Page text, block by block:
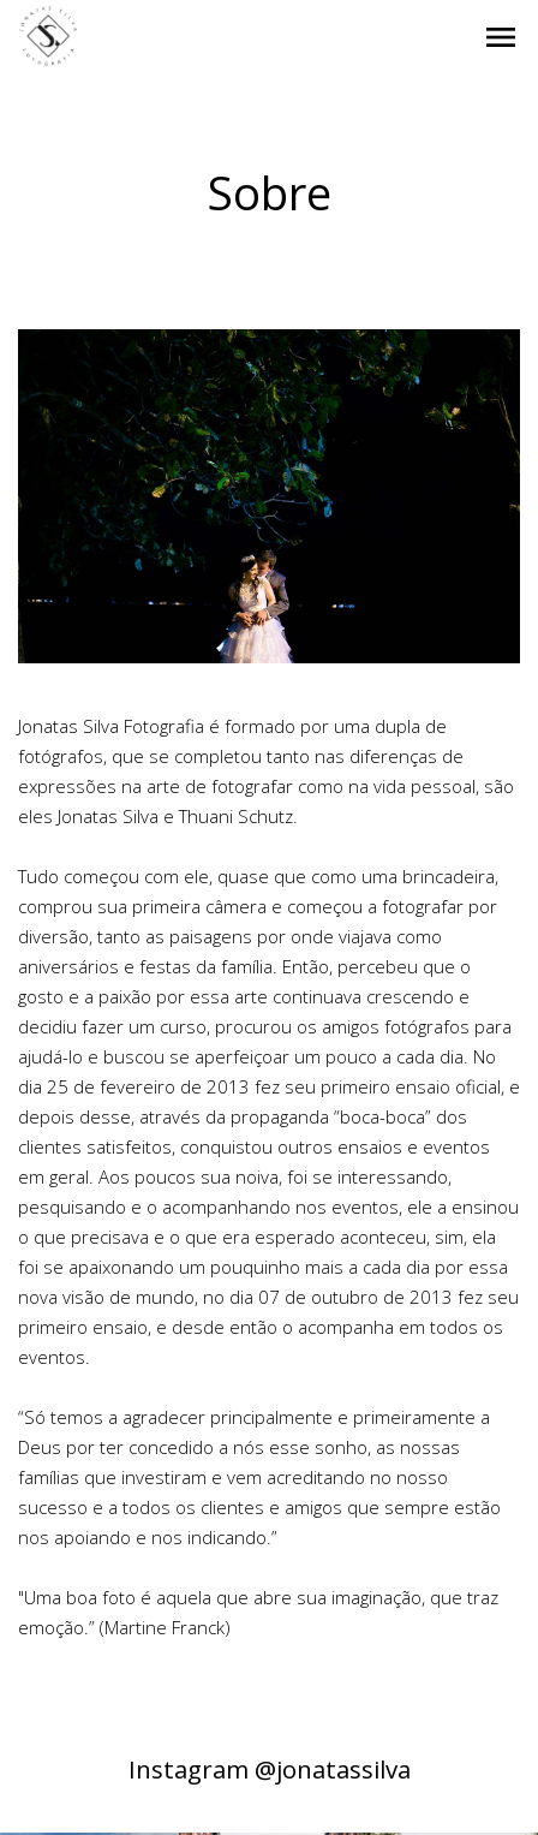
menu
Sobre
Jonatas Silva Fotografia é formado por uma dupla de
fotógrafos, que se completou tanto nas diferenças de
expressões na arte de fotografar como na vida pessoal, são
eles Jonatas Silva e Thuani Schutz.
Tudo começou com ele, quase que como uma brincadeira,
comprou sua primeira câmera e começou a fotografar por
diversão, tanto as paisagens por onde viajava como
aniversários e festas da família. Então, percebeu que o
gosto e a paixão por essa arte continuava crescendo e
decidiu fazer um curso, procurou os amigos fotógrafos para
ajudá-lo e buscou se aperfeiçoar um pouco a cada dia. No
dia 25 de fevereiro de 2013 fez seu primeiro ensaio oficial, e
depois desse, através da propaganda “boca-boca” dos
clientes satisfeitos, conquistou outros ensaios e eventos
em geral. Aos poucos sua noiva, foi se interessando,
pesquisando e o acompanhando nos eventos, ele a ensinou
o que precisava e o que era esperado aconteceu, sim, ela
foi se apaixonando um pouquinho mais a cada dia por essa
nova visão de mundo, no dia 07 de outubro de 2013 fez seu
primeiro ensaio, e desde então o acompanha em todos os
eventos.
“Só temos a agradecer principalmente e primeiramente a
Deus por ter concedido a nós esse sonho, as nossas
famílias que investiram e vem acreditando no nosso
sucesso e a todos os clientes e amigos que sempre estão
nos apoiando e nos indicando.”
"Uma boa foto é aquela que abre sua imaginação, que traz
emoção.” (Martine Franck)
Instagram @jonatassilva